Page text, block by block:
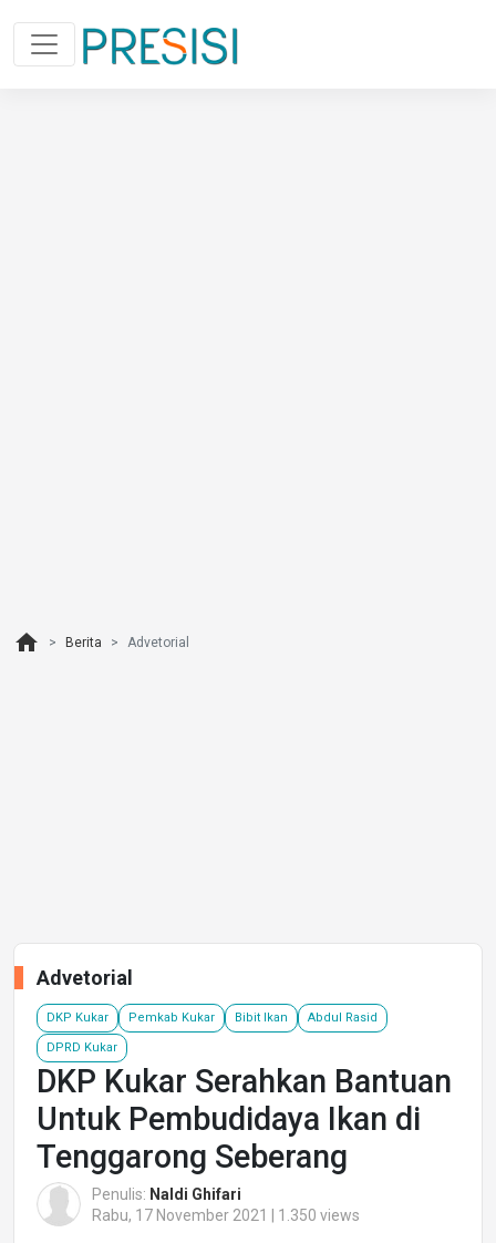
home Berita Advetorial
Advetorial
DKP Kukar Pemkab Kukar Bibit Ikan Abdul Rasid
DPRD Kukar
DKP Kukar Serahkan Bantuan
Untuk Pembudidaya Ikan di
Tenggarong Seberang
Penulis: Naldi Ghifari
Rabu, 17 November 2021 | 1.350 views